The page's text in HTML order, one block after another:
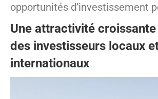
opportunités d’investissement
Une attractivité
des investisseurs locaux
internationaux